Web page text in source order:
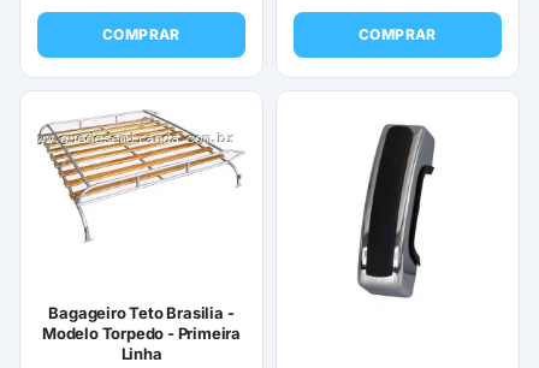
COMPRAR COMPRAR
Bagageiro Teto Brasilia -
Modelo Torpedo - Primeira
Linha